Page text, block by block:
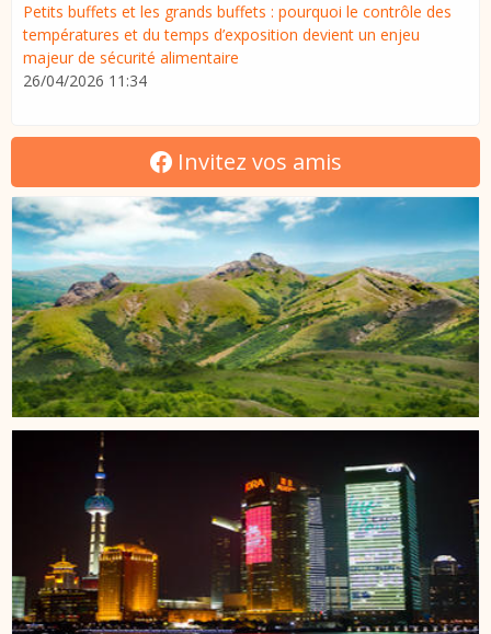
Petits buffets et les grands buffets : pourquoi le contrôle des
températures et du temps d’exposition devient un enjeu
majeur de sécurité alimentaire
26/04/2026 11:34
Invitez vos amis